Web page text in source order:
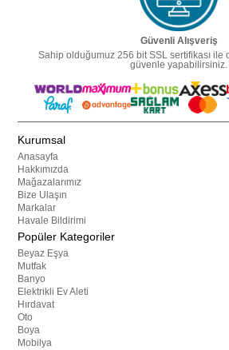
Güvenli Alışveriş
Sahip olduğumuz 256 bit SSL sertifikası ile
güvenle yapabilirsiniz.
Kurumsal
Anasayfa
Hakkımızda
Mağazalarımız
Bize Ulaşın
Markalar
Havale Bildirimi
Popüler Kategoriler
Beyaz Eşya
Mutfak
Banyo
Elektrikli Ev Aleti
Hırdavat
Oto
Boya
Mobilya